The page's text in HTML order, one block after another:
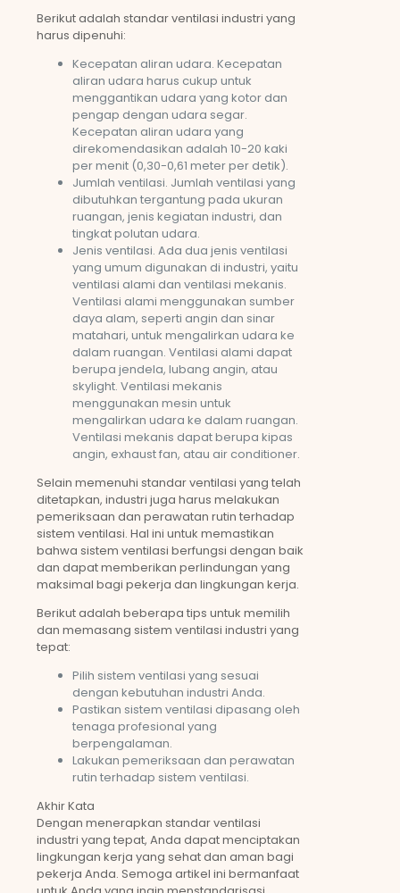
Berikut adalah standar ventilasi industri yang
harus dipenuhi:
Kecepatan aliran udara. Kecepatan
aliran udara harus cukup untuk
menggantikan udara yang kotor dan
pengap dengan udara segar.
Kecepatan aliran udara yang
direkomendasikan adalah 10-20 kaki
per menit (0,30-0,61 meter per detik).
Jumlah ventilasi. Jumlah ventilasi yang
dibutuhkan tergantung pada ukuran
ruangan, jenis kegiatan industri, dan
tingkat polutan udara.
Jenis ventilasi. Ada dua jenis ventilasi
yang umum digunakan di industri, yaitu
ventilasi alami dan ventilasi mekanis.
Ventilasi alami menggunakan sumber
daya alam, seperti angin dan sinar
matahari, untuk mengalirkan udara ke
dalam ruangan. Ventilasi alami dapat
berupa jendela, lubang angin, atau
skylight. Ventilasi mekanis
menggunakan mesin untuk
mengalirkan udara ke dalam ruangan.
Ventilasi mekanis dapat berupa kipas
angin, exhaust fan, atau air conditioner.
Selain memenuhi standar ventilasi yang telah
ditetapkan, industri juga harus melakukan
pemeriksaan dan perawatan rutin terhadap
sistem ventilasi. Hal ini untuk memastikan
bahwa sistem ventilasi berfungsi dengan baik
dan dapat memberikan perlindungan yang
maksimal bagi pekerja dan lingkungan kerja.
Berikut adalah beberapa tips untuk memilih
dan memasang sistem ventilasi industri yang
tepat:
Pilih sistem ventilasi yang sesuai
dengan kebutuhan industri Anda.
Pastikan sistem ventilasi dipasang oleh
tenaga profesional yang
berpengalaman.
Lakukan pemeriksaan dan perawatan
rutin terhadap sistem ventilasi.
Akhir Kata
Dengan menerapkan standar ventilasi
industri yang tepat, Anda dapat menciptakan
lingkungan kerja yang sehat dan aman bagi
pekerja Anda. Semoga artikel ini bermanfaat